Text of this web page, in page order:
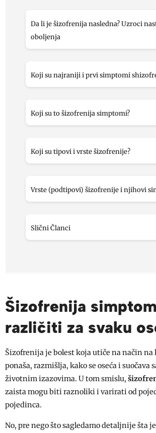
Da li je šizofrenija nasledna? Uzroci
oboljenja
Koji su najraniji i prvi simptomi
Koji su to šizofrenija simptomi?
Koji su tipovi i vrste šizofrenije?
Vrste (podtipovi) šizofrenije i njihovi
Slični Članci
Šizofrenija
različiti za svaku
Šizofrenija je bolest koja utiče na način na
ponaša, razmišlja, kako se oseća i suočava
životnim izazovima. U tom smislu,
zaista mogu biti raznoliki i varirati od
pojedinca.
No, pre nego što sagledamo detaljnije šta